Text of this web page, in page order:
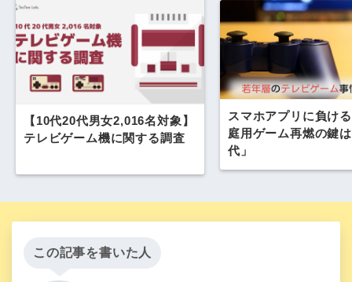
【10代20代男女2,016名対象】
テレビゲーム機に関する調査
スマホアプリに負け
庭用ゲーム再燃の鍵
代」
この記事を書いた人